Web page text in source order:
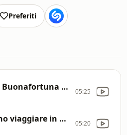
Preferiti
Buongiorno Buonafortuna (feat. Dente) 05:25
Tutti vogliono viaggiare in prima 05:20